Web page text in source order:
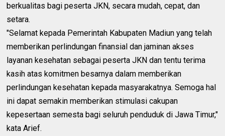
berkualitas bagi peserta JKN, secara mudah, cepat, dan
setara.
"Selamat kepada Pemerintah Kabupaten Madiun yang telah
memberikan perlindungan finansial dan jaminan akses
layanan kesehatan sebagai peserta JKN dan tentu terima
kasih atas komitmen besarnya dalam memberikan
perlindungan kesehatan kepada masyarakatnya. Semoga hal
ini dapat semakin memberikan stimulasi cakupan
kepesertaan semesta bagi seluruh penduduk di Jawa Timur,"
kata Arief.